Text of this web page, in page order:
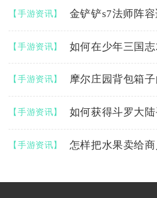
【手游资讯】
【手游资讯】
【手游资讯】
【手游资讯】 如何获得斗罗大
【手游资讯】 怎样把水果卖给